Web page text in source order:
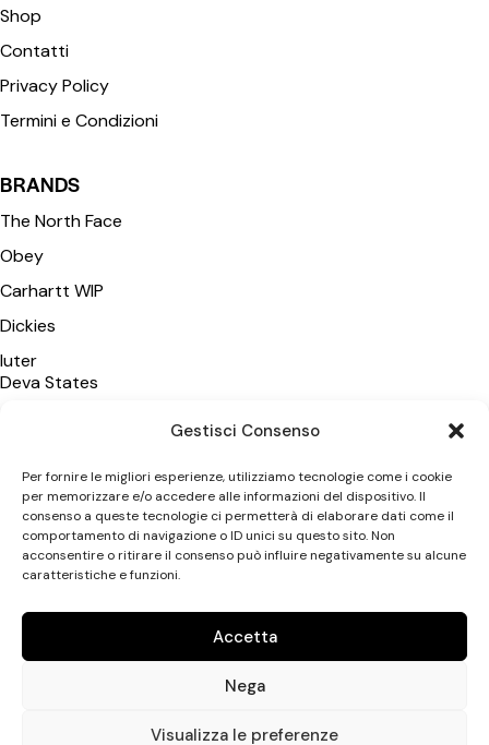
Gestisci Consenso
Per fornire le migliori esperienze, utilizziamo tecnologie come i cookie
per memorizzare e/o accedere alle informazioni del dispositivo. Il
consenso a queste tecnologie ci permetterà di elaborare dati come il
comportamento di navigazione o ID unici su questo sito. Non
acconsentire o ritirare il consenso può influire negativamente su alcune
caratteristiche e funzioni.
Accetta
Nega
Visualizza le preferenze
Shop
Contatti
Privacy Policy
Termini e Condizioni
BRANDS
The North Face
Obey
Carhartt WIP
Dickies
Iuter
Deva States
Vans
New Amsterdam SA
Donna
Uptown Streetshop di Antonio Leonetti © 2026. All rights